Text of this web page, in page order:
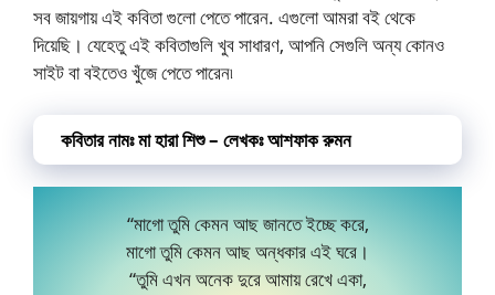
সব জায়গায় এই কবিতা গুলো পেতে পারেন. এগুলো আমরা বই থেকে
দিয়েছি। যেহেতু এই কবিতাগুলি খুব সাধারণ, আপনি সেগুলি অন্য কোনও
সাইট বা বইতেও খুঁজে পেতে পারেন৷
কবিতার নামঃ মা হারা শিশু – লেখকঃ আশফাক রুমন
“মাগো তুমি কেমন আছ জানতে ইচ্ছে করে,
মাগো তুমি কেমন আছ অন্ধকার এই ঘরে।
“তুমি এখন অনেক দুরে আমায় রেখে একা,